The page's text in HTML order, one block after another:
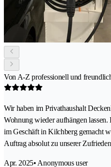
Von A-Z professionell und
Wir haben im Privathaushalt
Wohnung wieder aufhängen
im Geschäft in Kilchberg gemacht
Auftrag absolut zu unserer
Apr. 2025• Anonymous user